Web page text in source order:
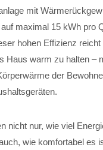
mit
maximal 15 kWh pro
hohen Effizienz reicht
Haus warm zu halten –
der
nicht nur, wie viel
wie komfortabel es